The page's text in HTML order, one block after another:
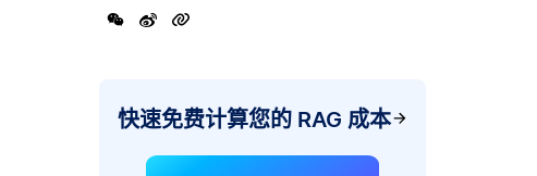
快速免费计算您的 RAG 成本